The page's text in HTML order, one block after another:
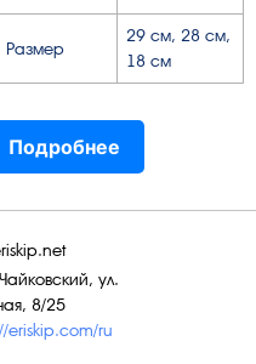
Размер
29 см, 28 см,
18 см
Подробнее
eriskip.com/ru
ул.
8/25